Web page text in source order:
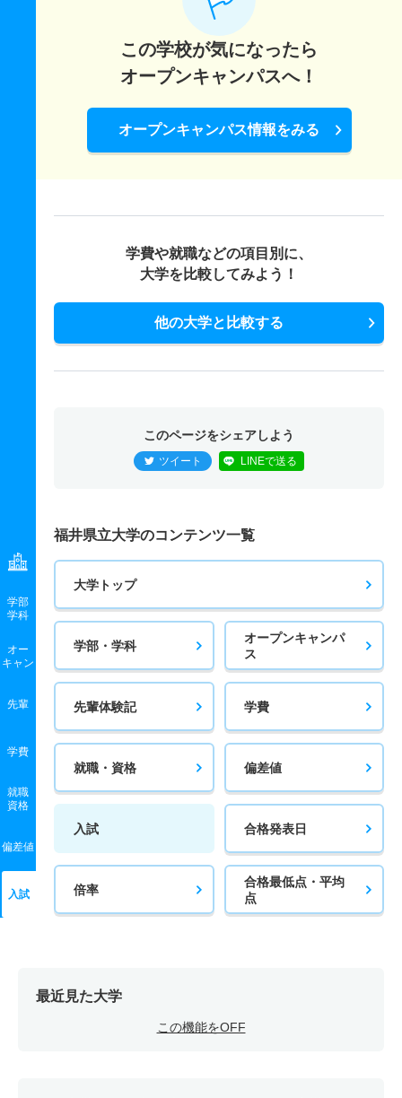
学部
学科
オー
キャン
先輩
学費
就職
資格
偏差値
入試
この学校が気になったら
オープンキャンパスへ！
オープンキャンパス情報をみる
学費や就職などの項目別に、
大学を比較してみよう！
他の大学と比較する
このページをシェアしよう
ツイート LINEで送る
福井県立大学のコンテンツ一覧
大学トップ
学部・学科
オープンキャンパ
ス
先輩体験記 学費
就職・資格 偏差値
入試 合格発表日
倍率
合格最低点・平均
点
最近見た大学
この機能をOFF